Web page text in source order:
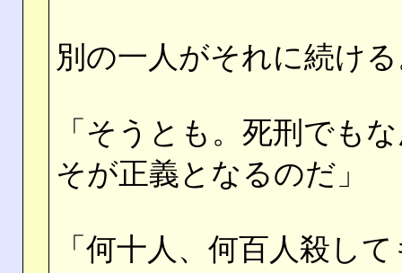
別の一人がそれに続け
「そうとも。死刑でも
そが正義となるのだ」
「何十人、何百人殺し